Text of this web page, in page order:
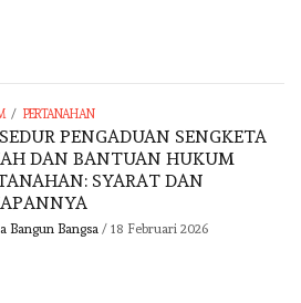
/ PERTANAHAN
PENGADUAN SENGKETA
DAN BANTUAN HUKUM
SYARAT DAN
Bangun Bangsa/ 18 Februari 2026